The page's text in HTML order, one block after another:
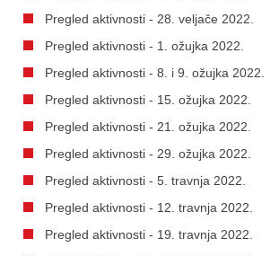
Pregled aktivnosti - 28. veljače 2022.
Pregled aktivnosti - 1. ožujka 2022.
Pregled aktivnosti - 8. i 9. ožujka 2022.
Pregled aktivnosti - 15. ožujka 2022.
Pregled aktivnosti - 21. ožujka 2022.
Pregled aktivnosti - 29. ožujka 2022.
Pregled aktivnosti - 5. travnja 2022.
Pregled aktivnosti - 12. travnja 2022.
Pregled aktivnosti - 19. travnja 2022.